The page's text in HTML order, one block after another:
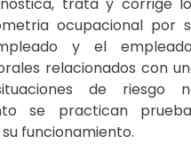
ocupacional por
y el
relacionados con
de riesgo
se practican
funcionamiento.